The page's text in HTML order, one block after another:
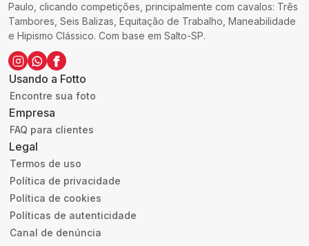
Paulo, clicando competições, principalmente com cavalos: Três
Tambores, Seis Balizas, Equitação de Trabalho, Maneabilidade
e Hipismo Clássico. Com base em Salto-SP.
Usando a Fotto
Encontre sua foto
Empresa
FAQ para clientes
Legal
Termos de uso
Política de privacidade
Política de cookies
Políticas de autenticidade
Canal de denúncia